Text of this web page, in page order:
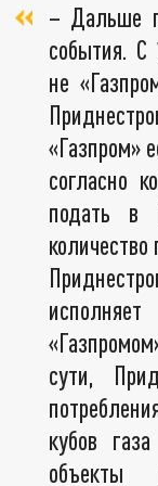
– Дальше
события. С
не
«Газпром»
согласно
подать в
сути,
кубов